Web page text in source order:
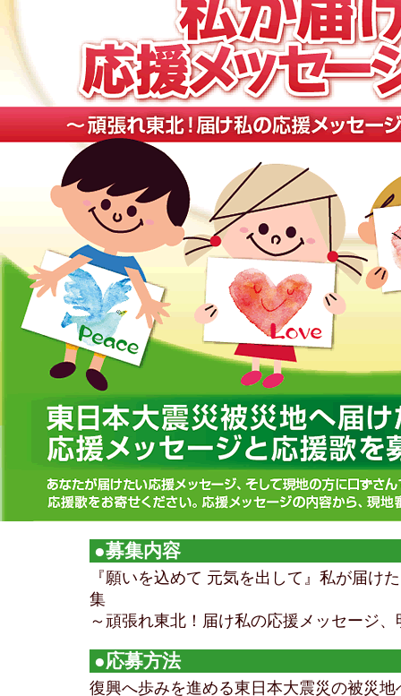
●募集内容
『願いを込めて 元気を出して』私が届け
集
～頑張れ東北！届け私の応援メッセージ
●応募方法
復興へ歩みを進める東日本大震災の被災